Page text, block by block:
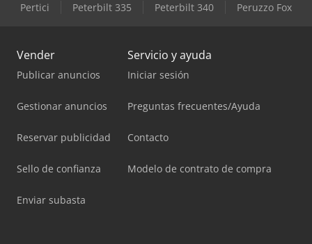
Pertici
Peterbilt 335 Peterbilt 340 Peruzzo Fox
Vender
Publicar anuncios
Gestionar anuncios
Reservar publicidad
Sello de confianza
Enviar subasta
Servicio y ayuda
Iniciar sesión
Preguntas frecuentes/Ayuda
Contacto
Modelo de contrato de compra